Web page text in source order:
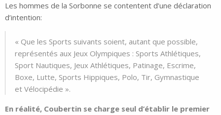
Les hommes de la Sorbonne se contentent d’une déclaration
d’intention:
« Que les Sports suivants soient, autant que possible,
représentés aux Jeux Olympiques : Sports Athlétiques,
Sport Nautiques, Jeux Athlétiques, Patinage, Escrime,
Boxe, Lutte, Sports Hippiques, Polo, Tir, Gymnastique
et Vélocipédie ».
En réalité, Coubertin se charge seul d’établir le premier